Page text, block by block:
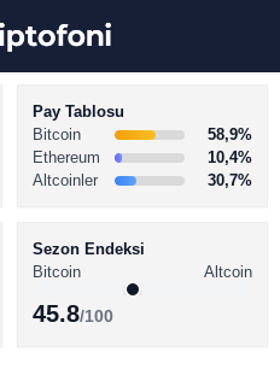
Pay Tablosu
Bitcoin
58,9%
Ethereum
10,4%
Altcoinler
30,7%
Sezon Endeksi
Bitcoin
Altcoin
45.8/100